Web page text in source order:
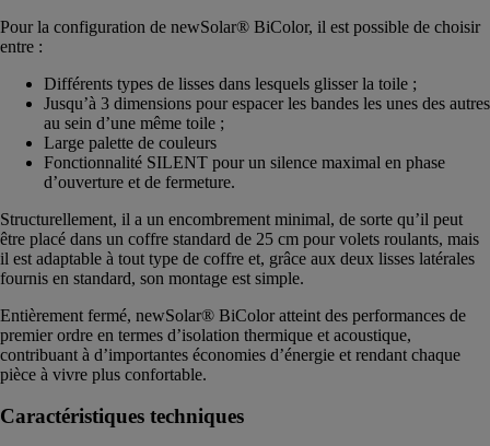
Pour la configuration de newSolar® BiColor, il est possible de choisir
entre :
Différents types de lisses dans lesquels glisser la toile ;
Jusqu’à 3 dimensions pour espacer les bandes les unes des autres
au sein d’une même toile ;
Large palette de couleurs
Fonctionnalité SILENT pour un silence maximal en phase
d’ouverture et de fermeture.
Structurellement, il a un encombrement minimal, de sorte qu’il peut
être placé dans un coffre standard de 25 cm pour volets roulants, mais
il est adaptable à tout type de coffre et, grâce aux deux lisses latérales
fournis en standard, son montage est simple.
Entièrement fermé, newSolar® BiColor atteint des performances de
premier ordre en termes d’isolation thermique et acoustique,
contribuant à d’importantes économies d’énergie et rendant chaque
pièce à vivre plus confortable.
Caractéristiques techniques